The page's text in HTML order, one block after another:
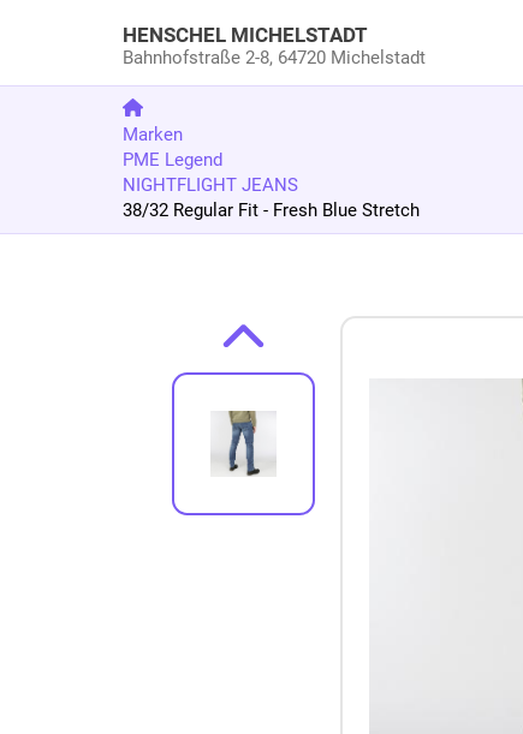
HENSCHEL MICHELSTADT
Bahnhofstraße 2-8, 64720 Michelstadt
Marken
PME Legend
NIGHTFLIGHT JEANS
38/32 Regular Fit - Fresh Blue Stretch
Zur Produktbeschreibung springen